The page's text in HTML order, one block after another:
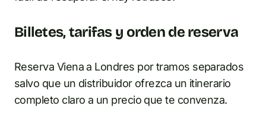
Billetes, tarifas y orden de reserva
Reserva Viena a Londres por tramos separados
salvo que un distribuidor ofrezca un itinerario
completo claro a un precio que te convenza.